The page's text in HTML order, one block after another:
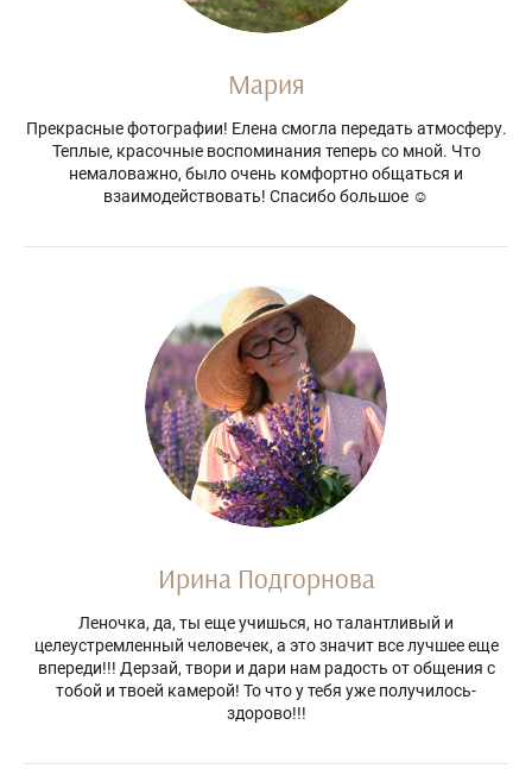
Мария
Прекрасные фотографии! Елена смогла передать атмосферу.
Теплые, красочные воспоминания теперь со мной. Что
немаловажно, было очень комфортно общаться и
взаимодействовать! Спасибо большое ☺️
Ирина Подгорнова
Леночка, да, ты еще учишься, но талантливый и
целеустремленный человечек, а это значит все лучшее еще
впереди!!! Дерзай, твори и дари нам радость от общения с
тобой и твоей камерой! То что у тебя уже получилось-
здорово!!!